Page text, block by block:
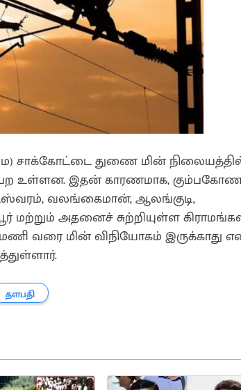
சாக்கோட்டை துணை மின்
உள்ளன. இதன் காரணமாக,
வலங்கைமான், ஆலங்குடி,
மற்றும் அதனைச் சுற்றியுள்ள
வரை மின் விநியோகம் இருக்காது
தளபதி